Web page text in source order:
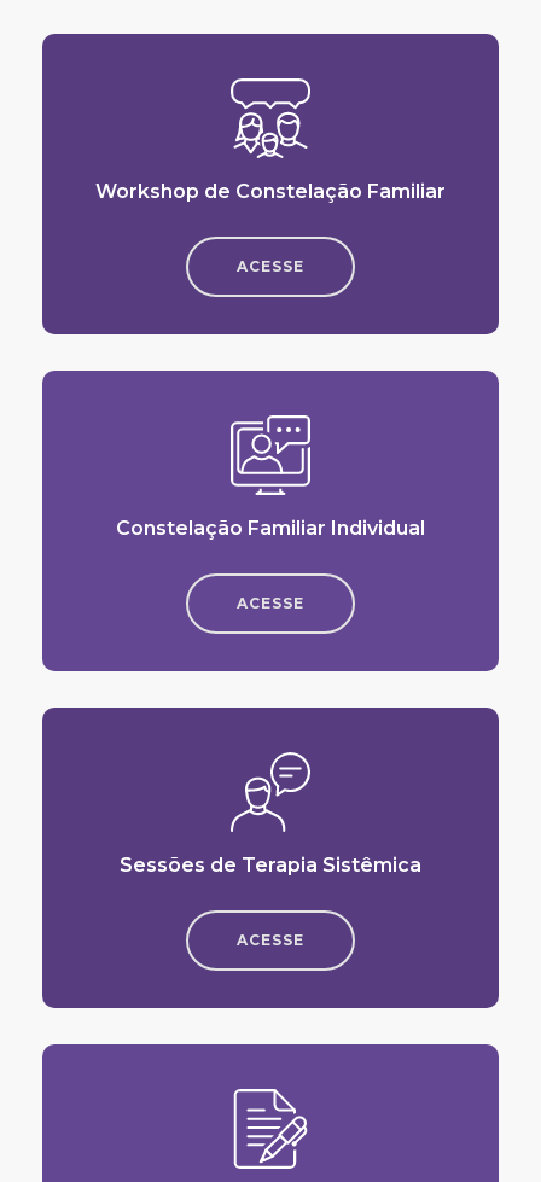
Workshop de Constelação Familiar
ACESSE
Constelação Familiar Individual
ACESSE
Sessões de Terapia Sistêmica
ACESSE